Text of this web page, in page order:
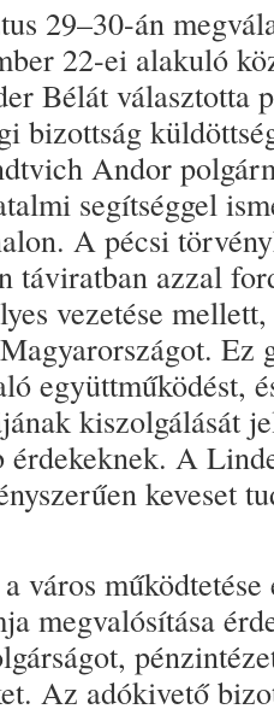
29–30-án
22-ei alakuló
Bélát választotta
bizottság
Andor
segítséggel
A pécsi
táviratban azzal
vezetése
Ez
együttműködést,
kiszolgálását
érdekeknek. A
keveset
város
megvalósítása
Az adókivető